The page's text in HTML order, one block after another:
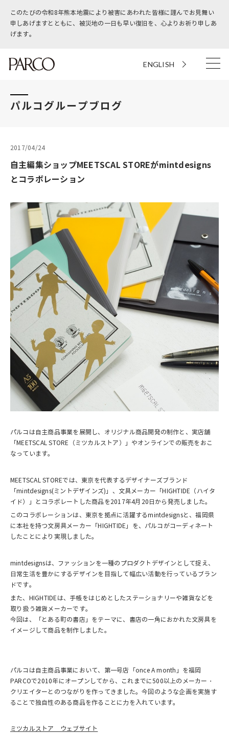
このたびの令和8年熊本地震により被害にあわれた皆様に謹んでお見舞い
申しあげますとともに、被災地の一日も早い復旧を、心よりお祈り申しあ
げます。
ENGLISH
パルコグループブログ
2017/04/24
自主編集ショップMEETSCAL STOREがmintdesigns
とコラボレーション
パルコは自主商品事業を展開し、オリジナル商品開発の制作と、実店舗
「MEETSCAL STORE（ミツカルストア）」やオンラインでの販売をおこ
なっています。
MEETSCAL STOREでは、東京を代表するデザイナーズブランド
「mintdesigns(ミントデザインズ)」、文具メーカー「HIGHTIDE（ハイタ
イド）」とコラボレートした商品を2017年4月20日から発売しました。
このコラボレーションは、東京を拠点に活躍するmintdesignsと、福岡県
に本社を持つ文房具メーカー「HIGHTIDE」を、パルコがコーディネート
したことにより実現しました。
mintdesignsは、ファッションを一種のプロダクトデザインとして捉え、
日常生活を豊かにするデザインを目指して幅広い活動を行っているブラン
ドです。
また、HIGHTIDEは、手帳をはじめとしたステーショナリーや雑貨などを
取り扱う雑貨メーカーです。
今回は、「とある町の書店」をテーマに、書店の一角におかれた文房具を
イメージして商品を制作しました。
パルコは自主商品事業において、第一号店「once A month」を福岡
PARCOで2010年にオープンしてから、これまでに500以上のメーカー・
クリエイターとのつながりを作ってきました。今回のような企画を実施す
ることで独自性のある商品を作ることに力を入れています。
ミツカルストア ウェブサイト